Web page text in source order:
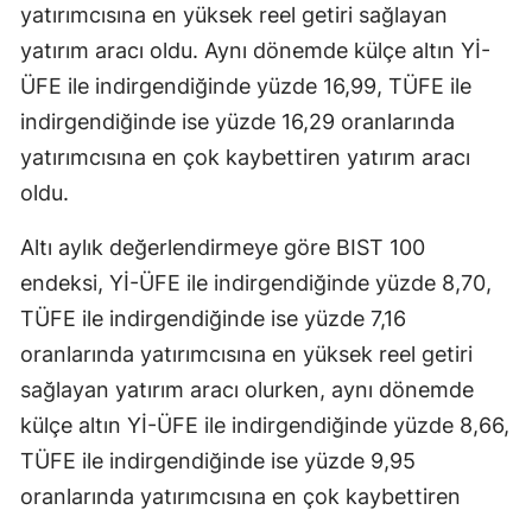
yatırımcısına en yüksek reel getiri sağlayan
yatırım aracı oldu. Aynı dönemde külçe altın Yİ-
ÜFE ile indirgendiğinde yüzde 16,99, TÜFE ile
indirgendiğinde ise yüzde 16,29 oranlarında
yatırımcısına en çok kaybettiren yatırım aracı
oldu.
Altı aylık değerlendirmeye göre BIST 100
endeksi, Yİ-ÜFE ile indirgendiğinde yüzde 8,70,
TÜFE ile indirgendiğinde ise yüzde 7,16
oranlarında yatırımcısına en yüksek reel getiri
sağlayan yatırım aracı olurken, aynı dönemde
külçe altın Yİ-ÜFE ile indirgendiğinde yüzde 8,66,
TÜFE ile indirgendiğinde ise yüzde 9,95
oranlarında yatırımcısına en çok kaybettiren